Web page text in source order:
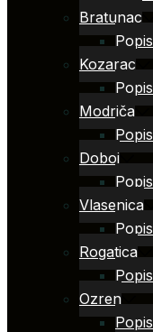
Bratunac
Kozarac
Modriča
Doboj
Vlasenica
Rogatica
Ozren